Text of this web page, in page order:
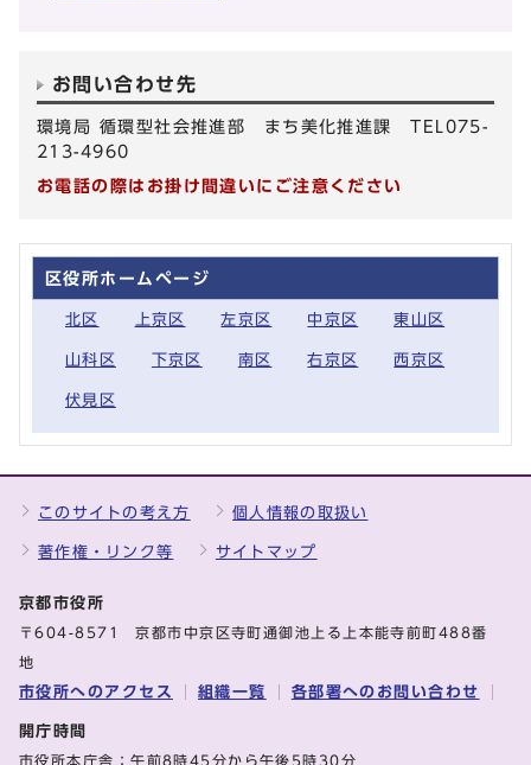
お問い合わせ先
環境局 循環型社会推進部 まち美化推進課 TEL075-
213-4960
お電話の際はお掛け間違いにご注意ください
区役所ホームページ
北区 上京区 左京区 中京区 東山区
山科区 下京区 南区 右京区 西京区
伏見区
このサイトの考え方 個人情報の取扱い
著作権・リンク等 サイトマップ
京都市役所
〒604-8571 京都市中京区寺町通御池上る上本能寺前町488番
地
市役所へのアクセス 組織一覧 各部署へのお問い合わせ
開庁時間
市役所本庁舎：午前8時45分から午後5時30分